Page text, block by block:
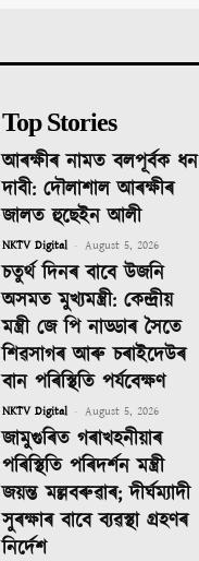
Top Stories
আৰক্ষীৰ নামত বলপূৰ্বক ধন
দাবী: দৌলাশাল আৰক্ষীৰ
জালত হুছেইন আলী
NKTV Digital - August 5, 2026
চতুৰ্থ দিনৰ বাবে উজনি
অসমত মুখ্যমন্ত্ৰী: কেন্দ্ৰীয়
মন্ত্ৰী জে পি নাড্ডাৰ সৈতে
শিৱসাগৰ আৰু চৰাইদেউৰ
বান পৰিস্থিতি পৰ্যবেক্ষণ
NKTV Digital - August 5, 2026
জামুগুৰিত গৰাখহনীয়াৰ
পৰিস্থিতি পৰিদৰ্শন মন্ত্ৰী
জয়ন্ত মল্লবৰুৱাৰ; দীৰ্ঘম্যাদী
সুৰক্ষাৰ বাবে ব্যৱস্থা গ্ৰহণৰ
নিৰ্দেশ